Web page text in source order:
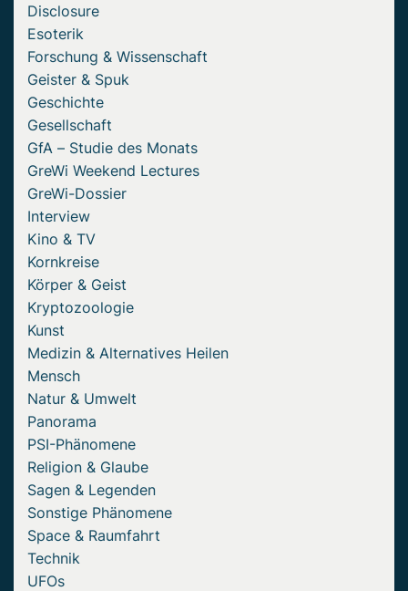
Disclosure
Esoterik
Forschung & Wissenschaft
Geister & Spuk
Geschichte
Gesellschaft
GfA – Studie des Monats
GreWi Weekend Lectures
GreWi-Dossier
Interview
Kino & TV
Kornkreise
Körper & Geist
Kryptozoologie
Kunst
Medizin & Alternatives Heilen
Mensch
Natur & Umwelt
Panorama
PSI-Phänomene
Religion & Glaube
Sagen & Legenden
Sonstige Phänomene
Space & Raumfahrt
Technik
UFOs